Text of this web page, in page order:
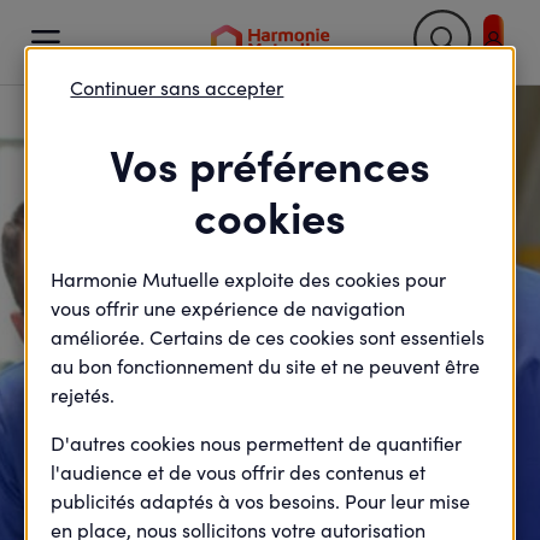

Vos préférences
cookies
Harmonie Mutuelle exploite des cookies pour
vous offrir une expérience de navigation
améliorée. Certains de ces cookies sont essentiels
au bon fonctionnement du site et ne peuvent être
rejetés.
D'autres cookies nous permettent de quantifier
l'audience et de vous offrir des contenus et
publicités adaptés à vos besoins. Pour leur mise
en place, nous sollicitons votre autorisation
Continuer sans accepter